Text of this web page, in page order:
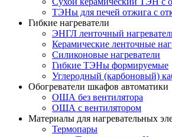
ТЭНы для печей отжига с
Гибкие нагреватели
ЭНГЛ ленточный
Керамические ленточные
Силиконовые нагреватели
Гибкие ТЭНы формируемые
Углеродный (карбоновый)
Обогреватели шкафов автоматики
ОША без вентилятора
ОША с вентилятором
Материалы для нагревательных
Термопары